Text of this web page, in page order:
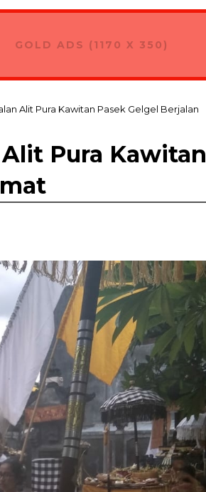
GOLD ADS (1170 X 350)
Alit Pura Kawitan Pasek Gelgel Berjalan
Pura Kawitan